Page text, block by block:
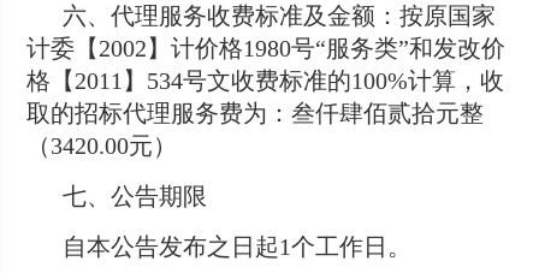
六、代理服务收费标准及金额：按原国家
计委【2002】计价格1980号“服务类”和发改价
格【2011】534号文收费标准的100%计算，收
取的招标代理服务费为：叁仟肆佰贰拾元整
（3420.00元）
七、公告期限
自本公告发布之日起1个工作日。